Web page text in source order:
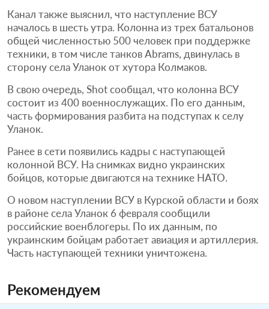
Канал также выяснил, что наступление ВСУ
началось в шесть утра. Колонна из трех батальонов
общей численностью 500 человек при поддержке
техники, в том числе танков Abrams, двинулась в
сторону села Уланок от хутора Колмаков.
В свою очередь, Shot сообщал, что колонна ВСУ
состоит из 400 военнослужащих. По его данным,
часть формирования разбита на подступах к селу
Уланок.
Ранее в сети появились кадры с наступающей
колонной ВСУ. На снимках видно украинских
бойцов, которые двигаются на технике НАТО.
О новом наступлении ВСУ в Курской области и боях
в районе села Уланок 6 февраля сообщили
российские военблогеры. По их данным, по
украинским бойцам работает авиация и артиллерия.
Часть наступающей техники уничтожена.
Рекомендуем